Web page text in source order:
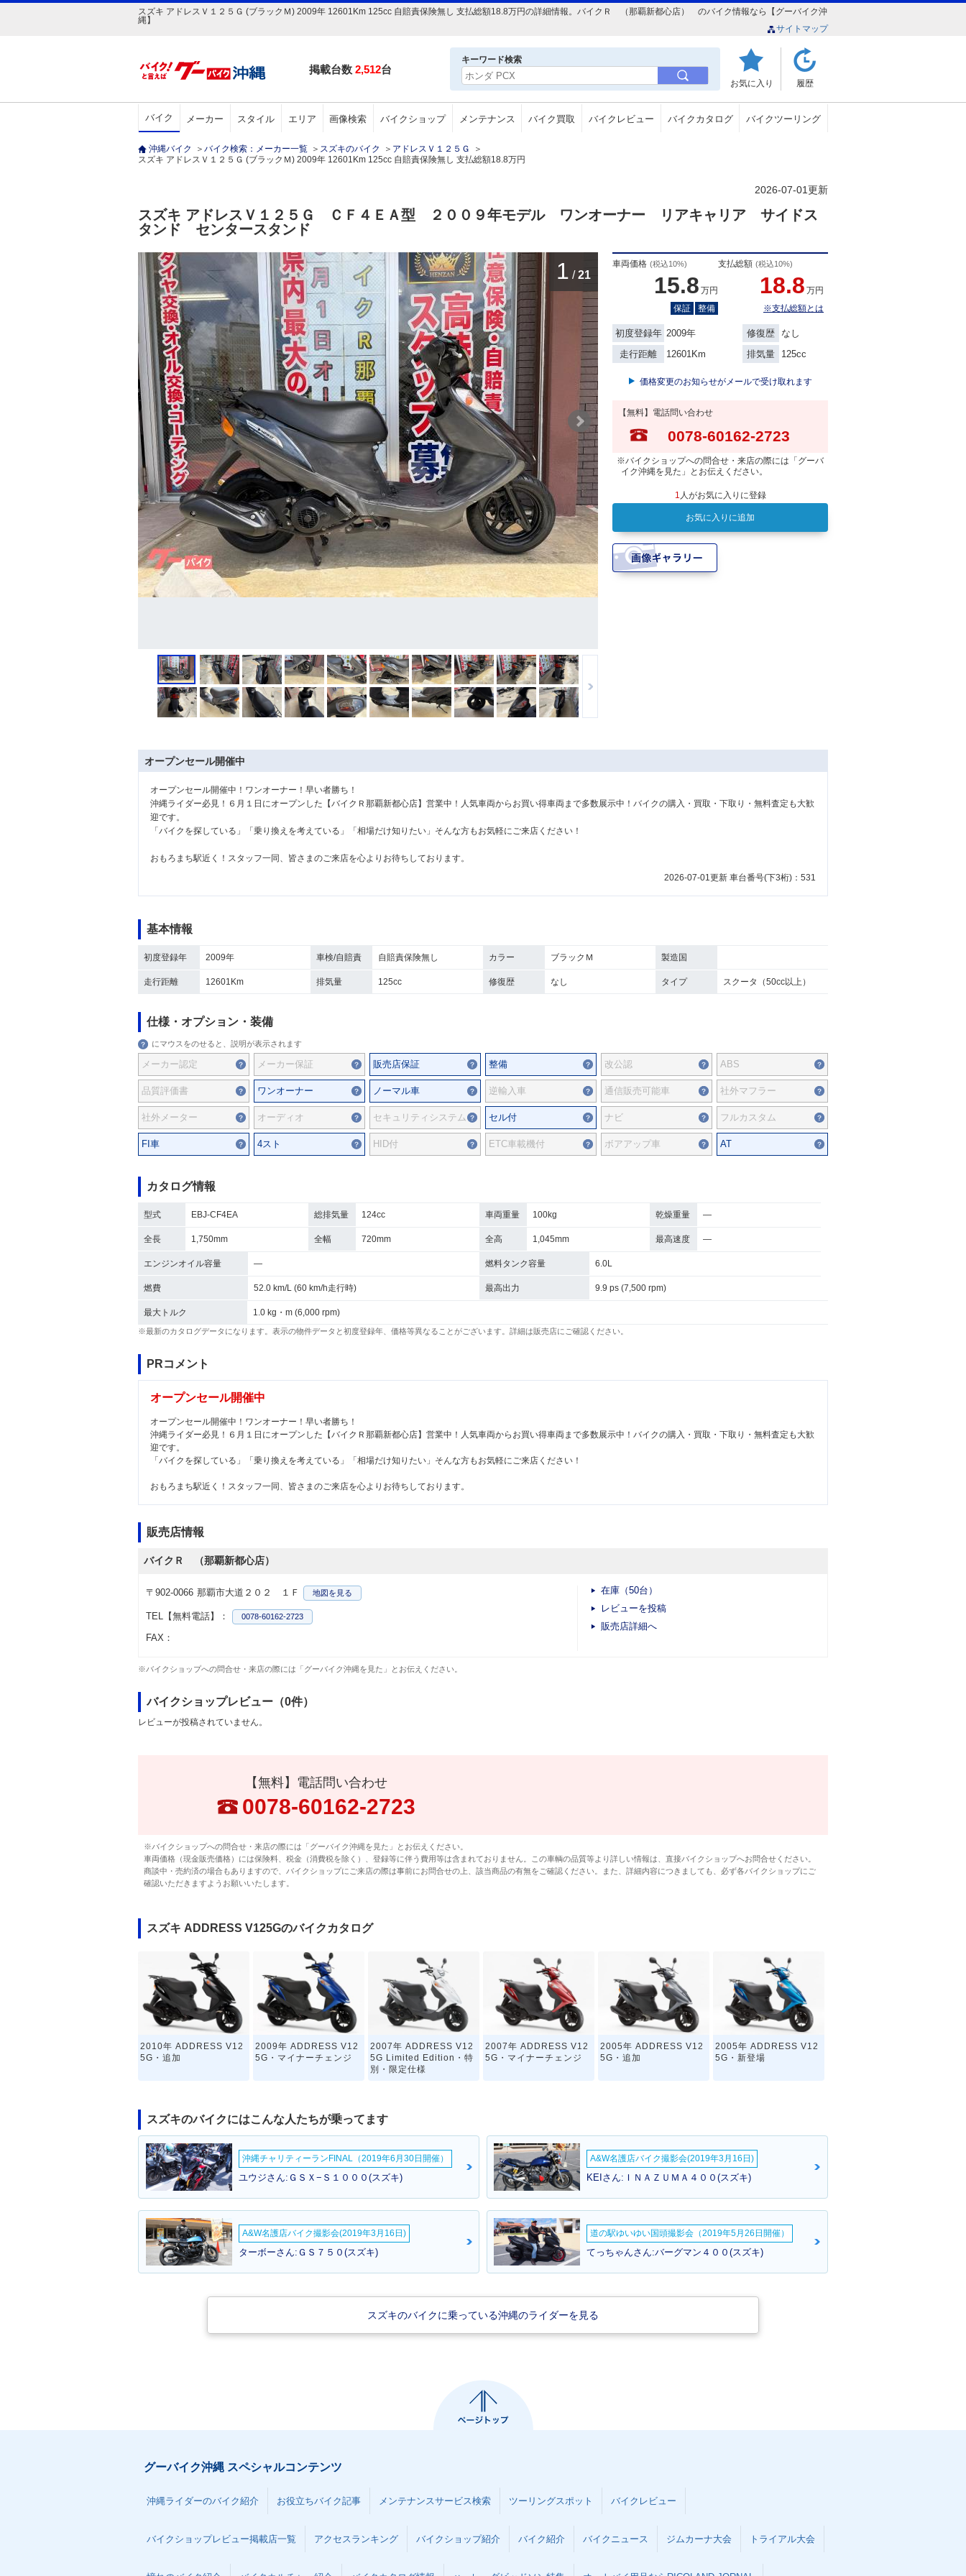
スズキ アドレスＶ１２５Ｇ (ブラックＭ) 2009年 12601Km 125cc 自賠責保険無し 支払総額18.8万円の詳細情報。バイクＲ （那覇新都心店） のバイク情報なら【グーバイク沖
縄】
サイトマップ
掲載台数 2,512台
キーワード検索
お気に入り 履歴
バイク メーカー スタイル エリア 画像検索 バイクショップ メンテナンス バイク買取 バイクレビュー バイクカタログ バイクツーリング
沖縄バイク ＞ バイク検索：メーカー一覧 ＞ スズキのバイク ＞ アドレスＶ１２５Ｇ
＞
スズキ アドレスＶ１２５Ｇ (ブラックＭ) 2009年 12601Km 125cc 自賠責保険無し 支払総額18.8万円
2026-07-01更新
スズキ アドレスＶ１２５Ｇ ＣＦ４ＥＡ型 ２００９年モデル ワンオーナー リアキャリア サイドス
タンド センタースタンド
1 / 21
車両価格 (税込10%)
15.8 万円
保証
整備
支払総額 (税込10%)
18.8 万円
※支払総額とは
初度登録年 2009年 修復歴
なし
走行距離
12601Km 排気量 125cc
価格変更のお知らせがメールで受け取れます
【無料】電話問い合わせ
0078-60162-2723
※バイクショップへの問合せ・来店の際には「グーバ
イク沖縄を見た」とお伝えください。
1 人がお気に入りに登録
お気に入りに追加
オープンセール開催中
オープンセール開催中！ワンオーナー！早い者勝ち！
沖縄ライダー必見！６月１日にオープンした【バイクＲ那覇新都心店】営業中！人気車両からお買い得車両まで多数展示中！バイクの購入・買取・下取り・無料査定も大歓
迎です。
「バイクを探している」「乗り換えを考えている」「相場だけ知りたい」そんな方もお気軽にご来店ください！
おもろまち駅近く！スタッフ一同、皆さまのご来店を心よりお待ちしております。
2026-07-01更新 車台番号(下3桁)：531
基本情報
初度登録年 2009年 車検/自賠責 自賠責保険無し カラー ブラックＭ 製造国
走行距離 12601Km 排気量 125cc 修復歴 なし タイプ スクータ（50cc以上）
仕様・オプション・装備
にマウスをのせると、説明が表示されます
メーカー認定 メーカー保証 販売店保証 整備 改公認 ABS
品質評価書 ワンオーナー ノーマル車 逆輸入車 通信販売可能車 社外マフラー
社外メーター オーディオ セキュリティシステム セル付 ナビ フルカスタム
FI車 4スト HID付 ETC車載機付 ボアアップ車 AT
カタログ情報
型式 EBJ-CF4EA 総排気量 124cc 車両重量 100kg 乾燥重量 ―
全長 1,750mm 全幅 720mm 全高 1,045mm 最高速度 ―
エンジンオイル容量 ― 燃料タンク容量 6.0L
燃費 52.0 km/L (60 km/h走行時) 最高出力 9.9 ps (7,500 rpm)
最大トルク 1.0 kg・m (6,000 rpm)
※最新のカタログデータになります。表示の物件データと初度登録年、価格等異なることがございます。詳細は販売店にご確認ください。
PRコメント
オープンセール開催中
オープンセール開催中！ワンオーナー！早い者勝ち！
沖縄ライダー必見！６月１日にオープンした【バイクＲ那覇新都心店】営業中！人気車両からお買い得車両まで多数展示中！バイクの購入・買取・下取り・無料査定も大歓
迎です。
「バイクを探している」「乗り換えを考えている」「相場だけ知りたい」そんな方もお気軽にご来店ください！
おもろまち駅近く！スタッフ一同、皆さまのご来店を心よりお待ちしております。
販売店情報
バイクＲ （那覇新都心店）
〒902-0066 那覇市大道２０２ １Ｆ 地図を見る
TEL【無料電話】： 0078-60162-2723
FAX：
在庫（50台）
レビューを投稿
販売店詳細へ
※バイクショップへの問合せ・来店の際には「グーバイク沖縄を見た」とお伝えください。
バイクショップレビュー（0件）
レビューが投稿されていません。
【無料】電話問い合わせ
0078-60162-2723
※バイクショップへの問合せ・来店の際には「グーバイク沖縄を見た」とお伝えください。
車両価格（現金販売価格）には保険料、税金（消費税を除く）、登録等に伴う費用等は含まれておりません。この車輌の品質等より詳しい情報は、直接バイクショップへお問合せください。
商談中・売約済の場合もありますので、バイクショップにご来店の際は事前にお問合せの上、該当商品の有無をご確認ください。また、詳細内容につきましても、必ず各バイクショップにご
確認いただきますようお願いいたします。
スズキ ADDRESS V125Gのバイクカタログ
2010年 ADDRESS V12
5G・追加
2009年 ADDRESS V12
5G・マイナーチェンジ
2007年 ADDRESS V12
5G Limited Edition・特
別・限定仕様
2007年 ADDRESS V12
5G・マイナーチェンジ
2005年 ADDRESS V12
5G・追加
2005年 ADDRESS V12
5G・新登場
スズキのバイクにはこんな人たちが乗ってます
沖縄チャリティーランFINAL（2019年6月30日開催）
ユウジさん:ＧＳＸ−Ｓ１０００(スズキ)
A&W名護店バイク撮影会(2019年3月16日)
KEIさん:ＩＮＡＺＵＭＡ４００(スズキ)
A&W名護店バイク撮影会(2019年3月16日)
ターボーさん:ＧＳ７５０(スズキ)
道の駅ゆいゆい国頭撮影会（2019年5月26日開催）
てっちゃんさん:バーグマン４００(スズキ)
スズキのバイクに乗っている沖縄のライダーを見る
グーバイク沖縄 スペシャルコンテンツ
沖縄ライダーのバイク紹介 お役立ちバイク記事 メンテナンスサービス検索 ツーリングスポット バイクレビュー
バイクショップレビュー掲載店一覧 アクセスランキング バイクショップ紹介 バイク紹介 バイクニュース ジムカーナ大会 トライアル大会